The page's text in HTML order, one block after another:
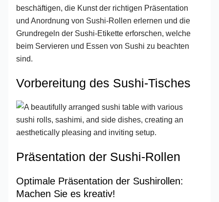
beschäftigen, die Kunst der richtigen Präsentation
und Anordnung von Sushi-Rollen erlernen und die
Grundregeln der Sushi-Etikette erforschen, welche
beim Servieren und Essen von Sushi zu beachten
sind.
Vorbereitung des Sushi-Tisches
Präsentation der Sushi-Rollen
Optimale Präsentation der Sushirollen:
Machen Sie es kreativ!